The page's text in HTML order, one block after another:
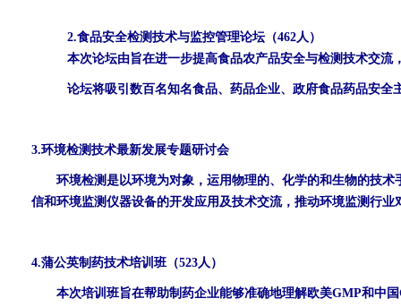
2.食品安全检测技术与监控管理论坛（462人）
本次论坛由旨在进一步提高食品农产品安全与检测技术交
论坛将吸引数百名知名食品、药品企业、政府食品药品安
3.环境检测技术最新发展专题研讨会
环境检测是以环境为对象，运用物理的、化学的和生物的技
信和环境监测仪器设备的开发应用及技术交流，推动环境监测行
4.蒲公英制药技术培训班（523人）
本次培训班旨在帮助制药企业能够准确地理解欧美GMP和中